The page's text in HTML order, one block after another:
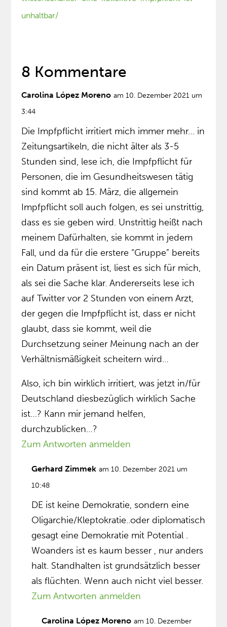
unhaltbar/
8 Kommentare
Carolina López Moreno am 10. Dezember 2021 um
3:44
Die Impfpflicht irritiert mich immer mehr… in
Zeitungsartikeln, die nicht älter als 3-5
Stunden sind, lese ich, die Impfpflicht für
Personen, die im Gesundheitswesen tätig
sind kommt ab 15. März, die allgemein
Impfpflicht soll auch folgen, es sei unstrittig,
dass es sie geben wird. Unstrittig heißt nach
meinem Dafürhalten, sie kommt in jedem
Fall, und da für die erstere “Gruppe” bereits
ein Datum präsent ist, liest es sich für mich,
als sei die Sache klar. Andererseits lese ich
auf Twitter vor 2 Stunden von einem Arzt,
der gegen die Impfpflicht ist, dass er nicht
glaubt, dass sie kommt, weil die
Durchsetzung seiner Meinung nach an der
Verhältnismäßigkeit scheitern wird…
Also, ich bin wirklich irritiert, was jetzt in/für
Deutschland diesbezüglich wirklich Sache
ist…? Kann mir jemand helfen,
durchzublicken…?
Zum Antworten anmelden
Gerhard Zimmek am 10. Dezember 2021 um
10:48
DE ist keine Demokratie, sondern eine
Oligarchie/Kleptokratie..oder diplomatisch
gesagt eine Demokratie mit Potential .
Woanders ist es kaum besser , nur anders
halt. Standhalten ist grundsätzlich besser
als flüchten. Wenn auch nicht viel besser.
Zum Antworten anmelden
Carolina López Moreno am 10. Dezember